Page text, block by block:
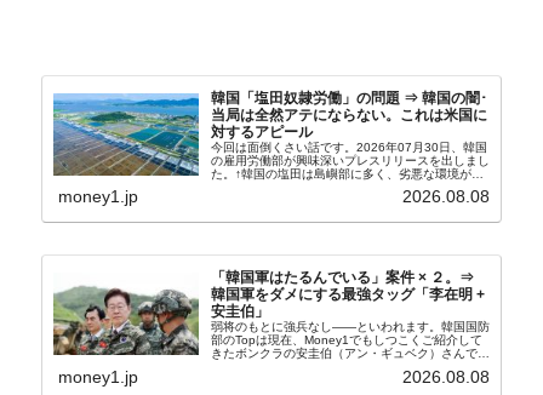
韓国「塩田奴隷労働」の問題 ⇒ 韓国の闇･
当局は全然アテにならない。これは米国に
対するアピール
今回は面倒くさい話です。2026年07月30日、韓国
の雇用労働部が興味深いプレスリリースを出しまし
た。↑韓国の塩田は島嶼部に多く、劣悪な環境が一
たといわれます（後述）。これは、いわゆる「塩田
money1.jp 2026.08.08
「韓国軍はたるんでいる」案件 × ２。⇒
韓国軍をダメにする最強タッグ「李在明 +
安圭伯」
弱将のもとに強兵なし――といわれます。韓国国防
部のTopは現在、Money1でもしつこくご紹介して
きたボンクラの安圭伯（アン・ギュベク）さんで
さんと「韓国初の文官上がり」の国防部長官安圭伯
money1.jp 2026.08.08